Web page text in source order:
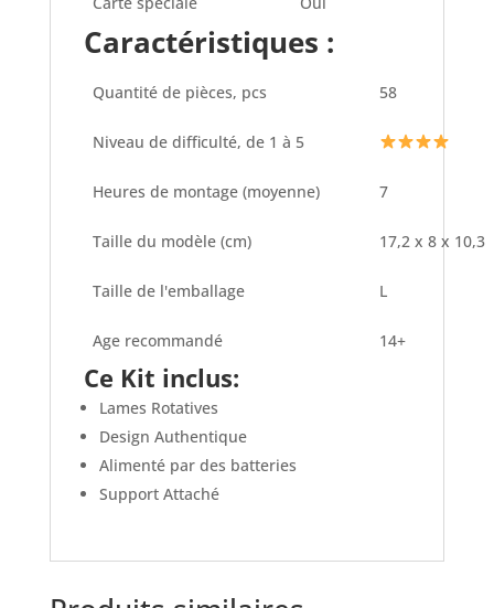
Caractéristiques :
Quantité de pièces, pcs 58
Niveau de difficulté, de 1 à 5
Heures de montage (moyenne) 7
Taille du modèle (cm) 17,2 x 8 x 10,3
Taille de l'emballage L
Age recommandé 14+
Ce Kit inclus:
Lames Rotatives
Design Authentique
Alimenté par des batteries
Support Attaché